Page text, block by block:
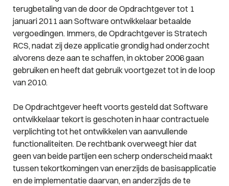
terugbetaling van de door de Opdrachtgever tot 1
januari 2011 aan Software ontwikkelaar betaalde
vergoedingen. Immers, de Opdrachtgever is Stratech
RCS, nadat zij deze applicatie grondig had onderzocht
alvorens deze aan te schaffen, in oktober 2006 gaan
gebruiken en heeft dat gebruik voortgezet tot in de loop
van 2010.
De Opdrachtgever heeft voorts gesteld dat Software
ontwikkelaar tekort is geschoten in haar contractuele
verplichting tot het ontwikkelen van aanvullende
functionaliteiten. De rechtbank overweegt hier dat
geen van beide partijen een scherp onderscheid maakt
tussen tekortkomingen van enerzijds de basisapplicatie
en de implementatie daarvan, en anderzijds de te